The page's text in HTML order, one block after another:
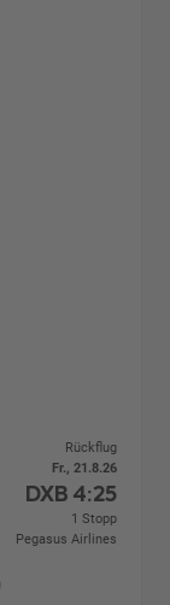
Rückflug
Fr., 21.8.26
DXB 4:25
1 Stopp
Pegasus Airlines